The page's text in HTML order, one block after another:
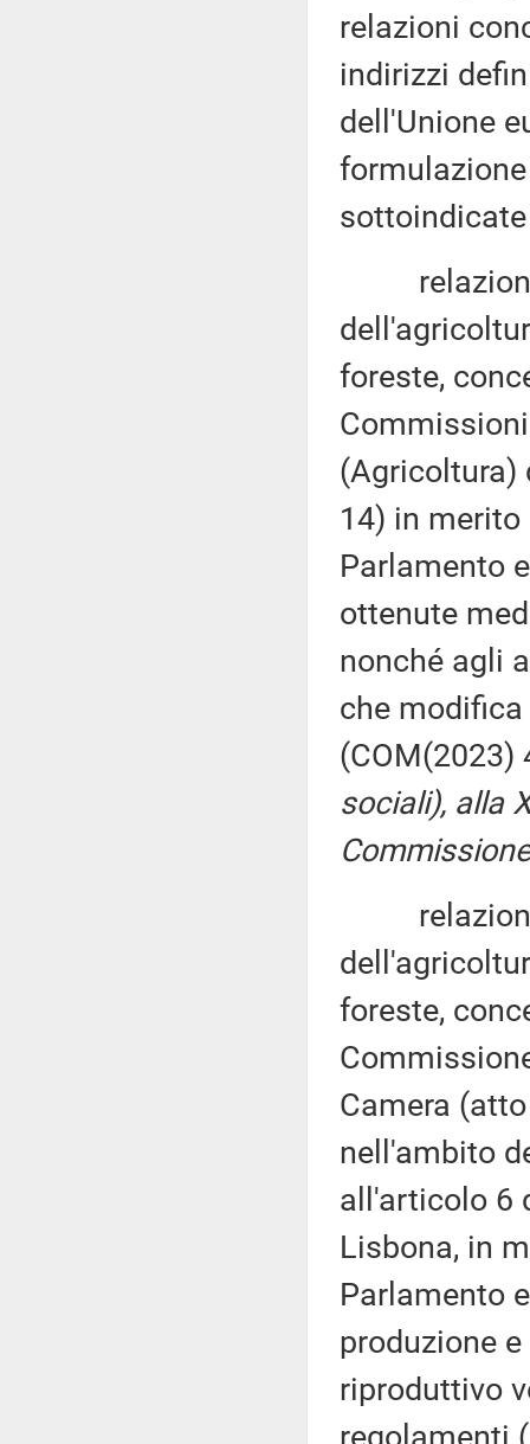
relazioni
indirizzi
dell'Unione
relazione,
foreste,
(Agricoltura)
14) in
Parlamento
ottenute
nonché agli
che
sociali), alla
relazione,
foreste,
Camera
nell'ambito
all'articolo 6
Lisbona, in
Parlamento
produzione
riproduttivo